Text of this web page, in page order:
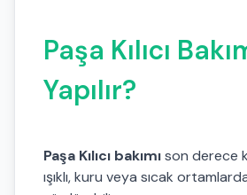
Paşa Kılıcı
Yapılır?
Paşa Kılıcı bakımıson derece
ışıklı, kuru veya sıcak